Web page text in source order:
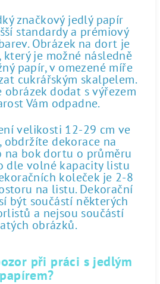
značkový jedlý papír
standardy a prémiový
Obrázek na dort je
je možné následně
papír, v omezené míře
cukrářským skalpelem.
dodat s výřezem
Vám odpadne.
velikosti 12-29 cm ve
dekorace na
na bok dortu o průměru
dle volné kapacity listu
koleček je 2-8
na listu. Dekorační
být součástí některých
a nejsou součástí
obrázků.
při práci s jedlým
papírem?